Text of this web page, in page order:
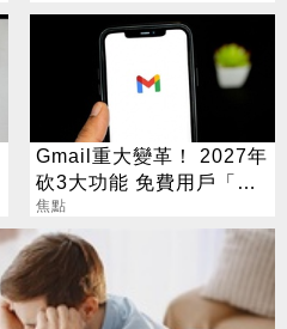
Gmail重大變革！ 2027年
砍3大功能 免費用戶「這
好康」不能用了
焦點